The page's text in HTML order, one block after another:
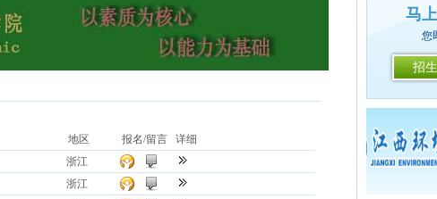
地区 报名/留言
详细
浙江
浙江
马
您
招生